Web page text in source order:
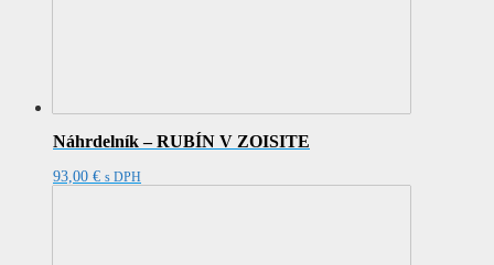
Náhrdelník – RUBÍN V ZOISITE
93,00 € s DPH